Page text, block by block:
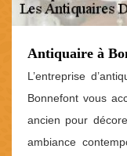
Antiquaire à
L’entreprise
Bonnefont vous
ancien pour
ambiance